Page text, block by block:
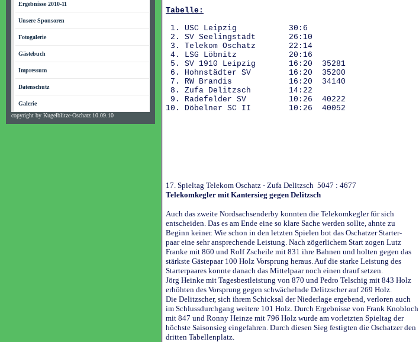
Ergebnisse 2010-11
Unsere Sponsoren
Fotogalerie
Gästebuch
Impressum
Datenschutz
Galerie
copyright by Kugelblitze-Oschatz 10.09.10
Tabelle:
1. USC Leipzig 30:6
2. SV Seelingstädt 26:10
3. Telekom Oschatz 22:14
4. LSG Löbnitz 20:16
5 . SV 1910 Leipzig 16:20 35281
6 . Hohnstädter SV 16:20 35200
7. RW Brandis 16:20 34140
8. Zufa Delitzsch 14:22
9. Radefelder SV 10:26 40222
10. Döbelner SC II 10:26 40052
17. Spieltag Telekom Oschatz - Zufa Delitzsch 5047 : 4677
Telekomkegler mit Kantersieg gegen Delitzsch
Auch das zweite Nordsachsenderby konnten die Telekomkegler für sich
entscheiden. Das es am Ende eine so klare Sache werden sollte, ahnte zu
Beginn keiner. Wie schon in den letzten Spielen bot das Oschatzer Starter-
paar eine sehr ansprechende Leistung. Nach zögerlichem Start zogen Lutz
Franke mit 860 und Rolf Zscheile mit 831 ihre Bahnen und holten gegen das
stärkste Gästepaar 100 Holz Vorsprung heraus. Auf die starke Leistung des
Starterpaares konnte danach das Mittelpaar noch einen drauf setzen.
Jörg Heinke mit Tagesbestleistung von 870 und Pedro Telschig mit 843 Holz
erhöhten des Vorsprung gegen schwächelnde Delitzscher auf 269 Holz.
Die Delitzscher, sich ihrem Schicksal der Niederlage ergebend, verloren auch
im Schlussdurchgang weitere 101 Holz. Durch Ergebnisse von Frank Knobloch
mit 847 und Ronny Heinze mit 796 Holz wurde am vorletzten Spieltag der
höchste Saisonsieg eingefahren. Durch diesen Sieg festigten die Oschatzer den
dritten Tabellenplatz.